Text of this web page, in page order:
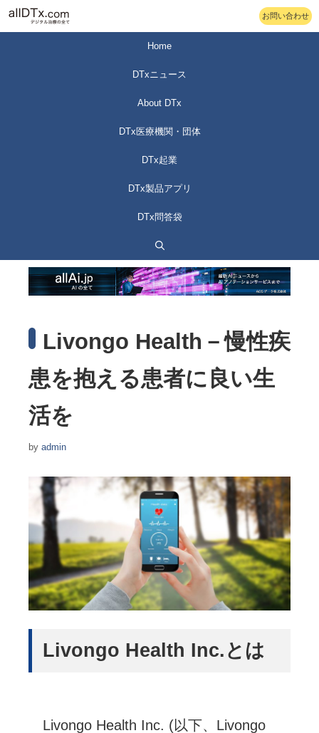
お問い合わせ
Home
DTxニュース
About DTx
DTx医療機関・団体
DTx起業
DTx製品アプリ
DTx問答袋
Livongo Health－慢性疾
患を抱える患者に良い生
活を
by admin
Livongo Health Inc.とは
Livongo Health Inc. (以下、Livongo